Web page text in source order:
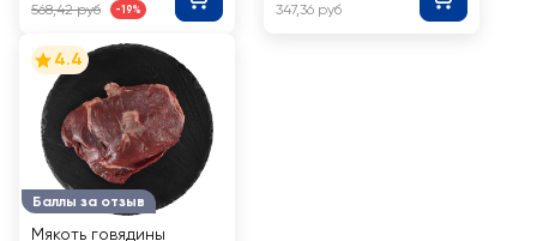
568,42 руб -19% 347,36 руб
Баллы за отзыв
4.4
Мякоть говядины